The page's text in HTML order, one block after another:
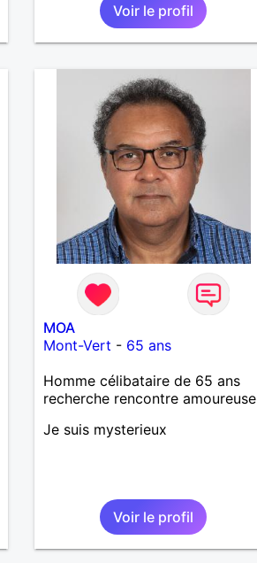
Voir le profil
MOA
Mont-Vert - 65 ans
Homme célibataire de 65 ans
recherche rencontre amoureuse
Je suis mysterieux
Voir le profil